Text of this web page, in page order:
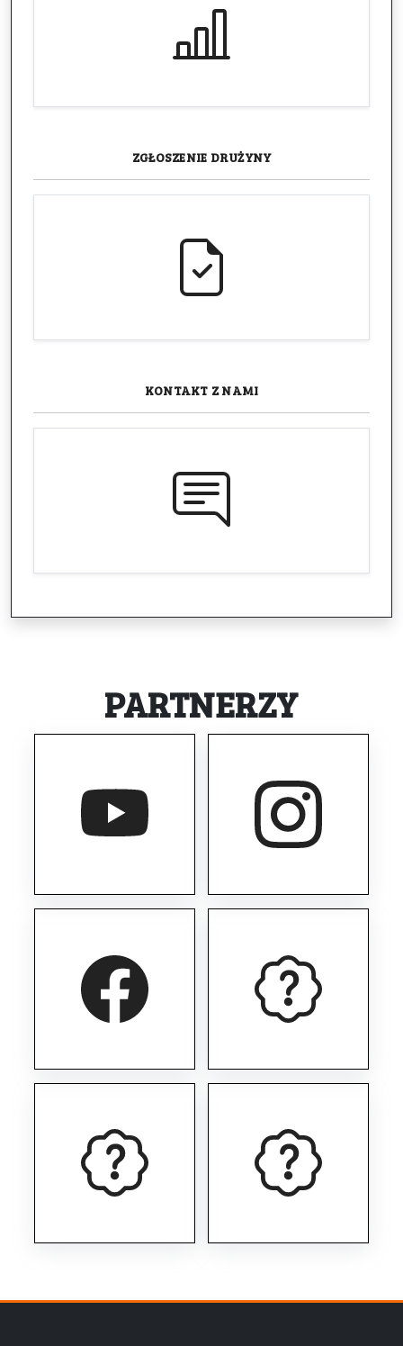
ZGŁOSZENIE DRUŻYNY
KONTAKT Z NAMI
PARTNERZY